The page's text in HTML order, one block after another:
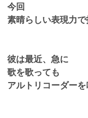
今回
素晴らしい表現力
彼は最近、急に
歌を歌っても
アルトリコーダー